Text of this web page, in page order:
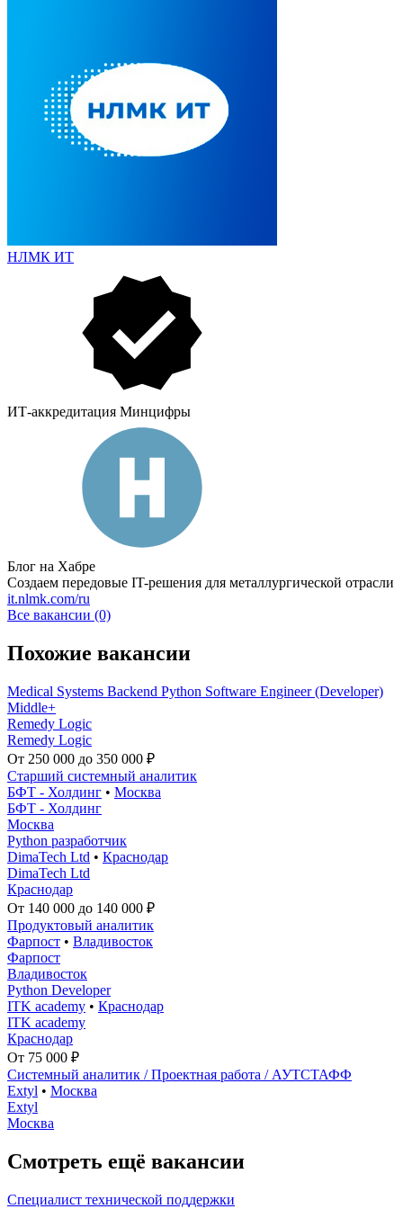
НЛМК ИТ
ИТ-аккредитация Минцифры
Блог на Хабре
Создаем передовые IT-решения для металлургической отрасли
it.nlmk.com/ru
Все вакансии (0)
Похожие вакансии
Medical Systems Backend Python Software Engineer (Developer)
Middle+
Remedy Logic
Remedy Logic
От 250 000 до 350 000 ₽
Старший системный аналитик
БФТ - Холдинг • Москва
БФТ - Холдинг
Москва
Python разработчик
DimaTech Ltd • Краснодар
DimaTech Ltd
Краснодар
От 140 000 до 140 000 ₽
Продуктовый аналитик
Фарпост • Владивосток
Фарпост
Владивосток
Python Developer
ITK academy • Краснодар
ITK academy
Краснодар
От 75 000 ₽
Системный аналитик / Проектная работа / АУТСТАФФ
Extyl • Москва
Extyl
Москва
Смотреть ещё вакансии
Специалист технической поддержки